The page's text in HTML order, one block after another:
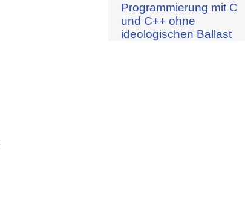
Programmierung mit C
und C++ ohne
ideologischen Ballast